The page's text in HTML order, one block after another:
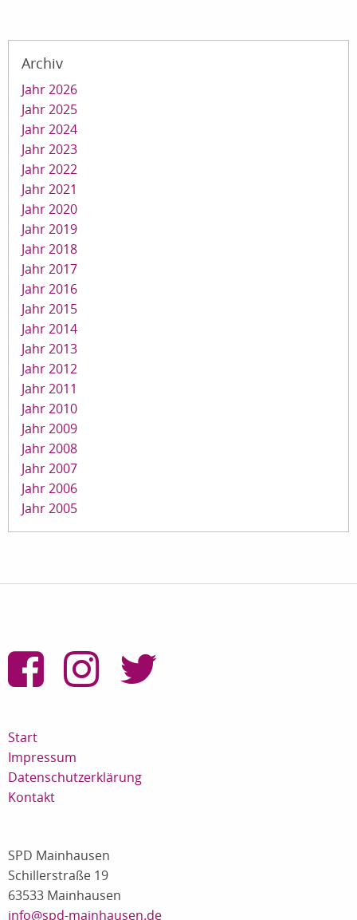
Archiv
Jahr 2026
Jahr 2025
Jahr 2024
Jahr 2023
Jahr 2022
Jahr 2021
Jahr 2020
Jahr 2019
Jahr 2018
Jahr 2017
Jahr 2016
Jahr 2015
Jahr 2014
Jahr 2013
Jahr 2012
Jahr 2011
Jahr 2010
Jahr 2009
Jahr 2008
Jahr 2007
Jahr 2006
Jahr 2005
Start
Impressum
Datenschutzerklärung
Kontakt
SPD Mainhausen
Schillerstraße 19
63533 Mainhausen
info@spd-mainhausen.de